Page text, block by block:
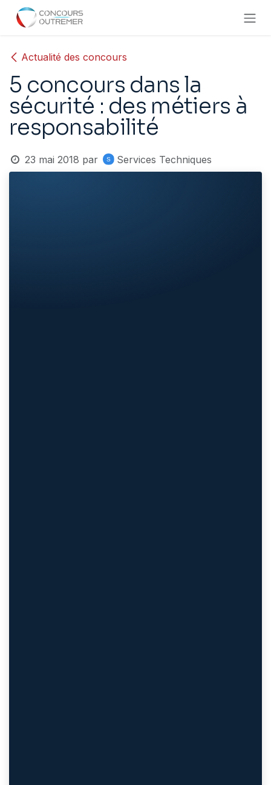
Se rendre au contenu
Actualité des concours
5 concours dans la
sécurité : des métiers à
responsabilité
23 mai 2018 par Services Techniques